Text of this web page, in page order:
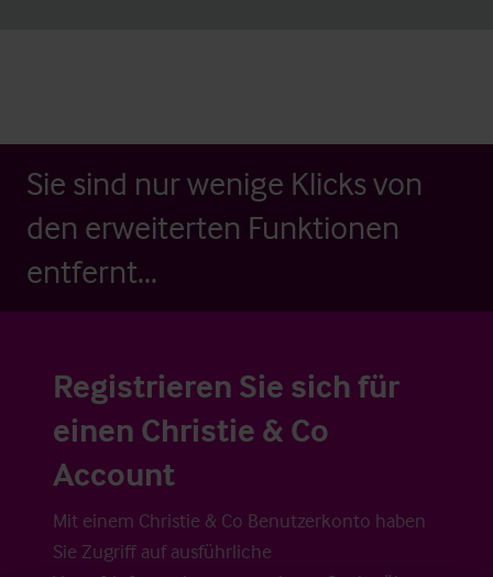
Sie sind nur wenige Klicks von
den erweiterten Funktionen
entfernt...
Registrieren Sie sich für
einen Christie & Co
Account
Mit einem Christie & Co Benutzerkonto haben
Sie Zugriff auf ausführliche